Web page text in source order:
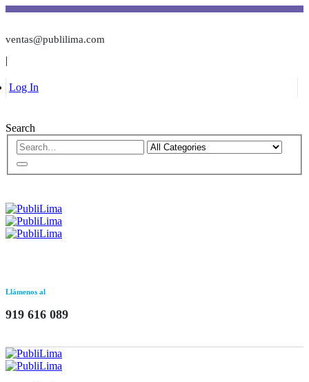
ventas@publilima.com
|
Log In
Search
Llámenos al
919 616 089